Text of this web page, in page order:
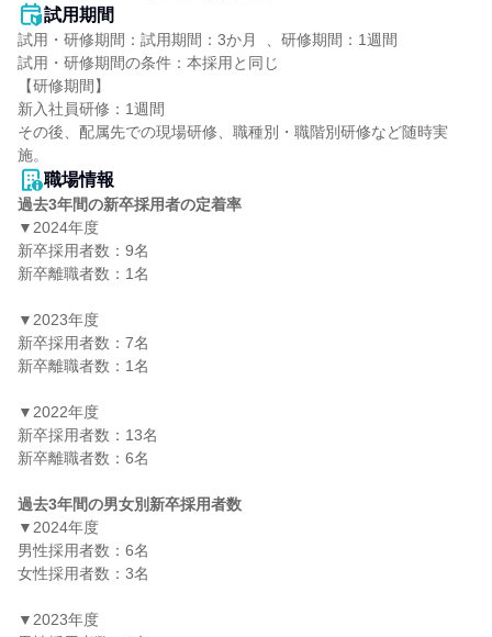
試用期間
試用・研修期間：試用期間：3か月  、研修期間：1週間
試用・研修期間の条件：本採用と同じ
【研修期間】
新入社員研修：1週間
その後、配属先での現場研修、職種別・職階別研修など随時実
職場情報
過去3年間の新卒採用者の定着率
▼2024年度
新卒採用者数：9名
新卒離職者数：1名
▼2023年度
新卒採用者数：7名
新卒離職者数：1名
▼2022年度
新卒採用者数：13名
新卒離職者数：6名
過去3年間の男女別新卒採用者数
▼2024年度
男性採用者数：6名
女性採用者数：3名
▼2023年度